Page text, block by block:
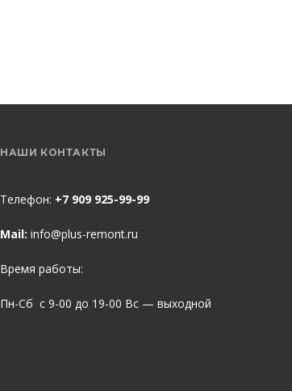
НАШИ КОНТАКТЫ
Телефон: +7 909 925-99-99
Mail: info@plus-remont.ru
Время работы:
Пн-Сб с 9-00 до 19-00 Вс — выходной